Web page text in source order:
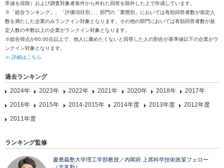
常値を排除）および調査対象者条件から外れた回答を除外した上で作成しています。
※「総合ランキング」、「評価項目別」、部門の「業態別」においては有効回答者数が規定人
数を満たした企業のみランクイン対象となります。その他の部門においては有効回答者数が規
定人数の半数以上の企業がランクイン対象となります。
※総合得点が60.00点以上で、他人に薦めたくないと回答した人の割合が基準値以下の企業がラ
ンクイン対象となります。
≫ 詳細はこちら
過去ランキング
2024年
2023年 2022年 2021年 2020年 2018年
2017年
2016年
2015年 2014-2015年 2014年度 2013年度
2012年度
2011年度
ランキング監修
慶應義塾大学理工学部教授／内閣府 上席科学技術政策フェロー